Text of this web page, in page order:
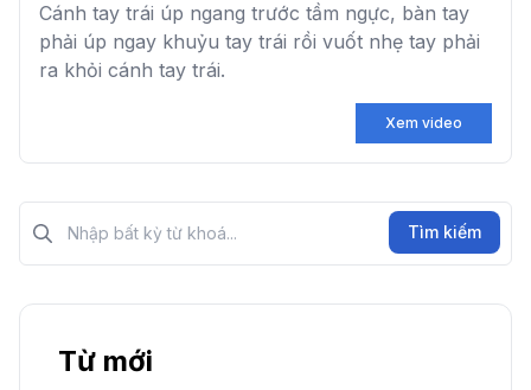
Cánh tay trái úp ngang trước tầm ngực, bàn tay
phải úp ngay khuỷu tay trái rồi vuốt nhẹ tay phải
ra khỏi cánh tay trái.
Xem video
Tìm kiếm?>
Tìm kiếm
Từ mới